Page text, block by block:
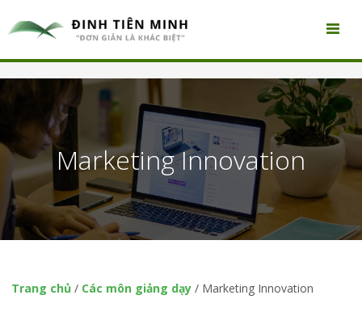
Marketing Innovation
Trang chủ / Các môn giảng dạy/ Marketing Innovation